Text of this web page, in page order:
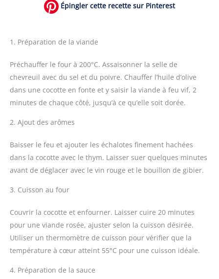
Épingler cette recette sur Pinterest
1. Préparation de la viande
Préchauffer le four à 200°C. Assaisonner la selle de
chevreuil avec du sel et du poivre. Chauffer l’huile d’olive
dans une cocotte en fonte et y saisir la viande à feu vif, 2
minutes de chaque côté, jusqu’à ce qu’elle soit dorée.
2. Ajout des arômes
Baisser le feu et ajouter les échalotes finement hachées
dans la cocotte avec le thym. Laisser suer quelques minutes
avant de déglacer avec le vin rouge et le bouillon de gibier.
3. Cuisson au four
Couvrir la cocotte et enfourner. Laisser cuire 20 minutes
pour une viande rosée, ajuster selon la cuisson désirée.
Utiliser un thermomètre de cuisson pour vérifier que la
température à cœur atteint 55°C pour une cuisson idéale.
4. Préparation de la sauce